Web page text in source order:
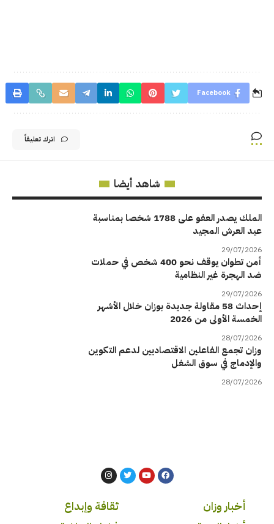
Facebook
اترك تعليقاً
شاهد أيضا
الملك يصدر العفو على 1788 شخصا بمناسبة
عيد العرش المجيد
29/07/2026
أمن تطوان يوقف نحو 400 شخص في حملات
ضد الهجرة غير النظامية
29/07/2026
إحداث 58 مقاولة جديدة بوزان خلال الأشهر
الخمسة الأولى من 2026
28/07/2026
وزان تجمع الفاعلين الاقتصاديين لدعم التكوين
والإدماج في سوق الشغل
28/07/2026
أخبار وزان
ثقافة وإبداع